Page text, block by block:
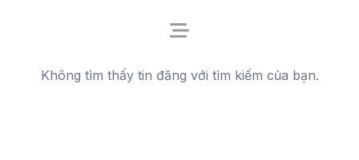
Không tìm thấy tin đăng với tìm kiếm của bạn.